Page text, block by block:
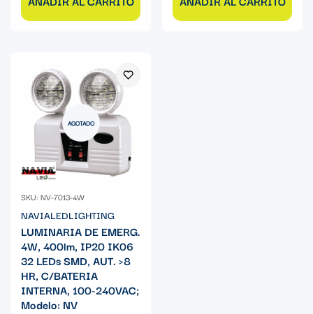
AGOTADO
SKU: NV-7013-4W
NAVIALEDLIGHTING
LUMINARIA DE EMERG.
4W, 400lm, IP20 IK06
32 LEDs SMD, AUT. >8
HR, C/BATERIA
INTERNA, 100-240VAC;
Modelo: NV